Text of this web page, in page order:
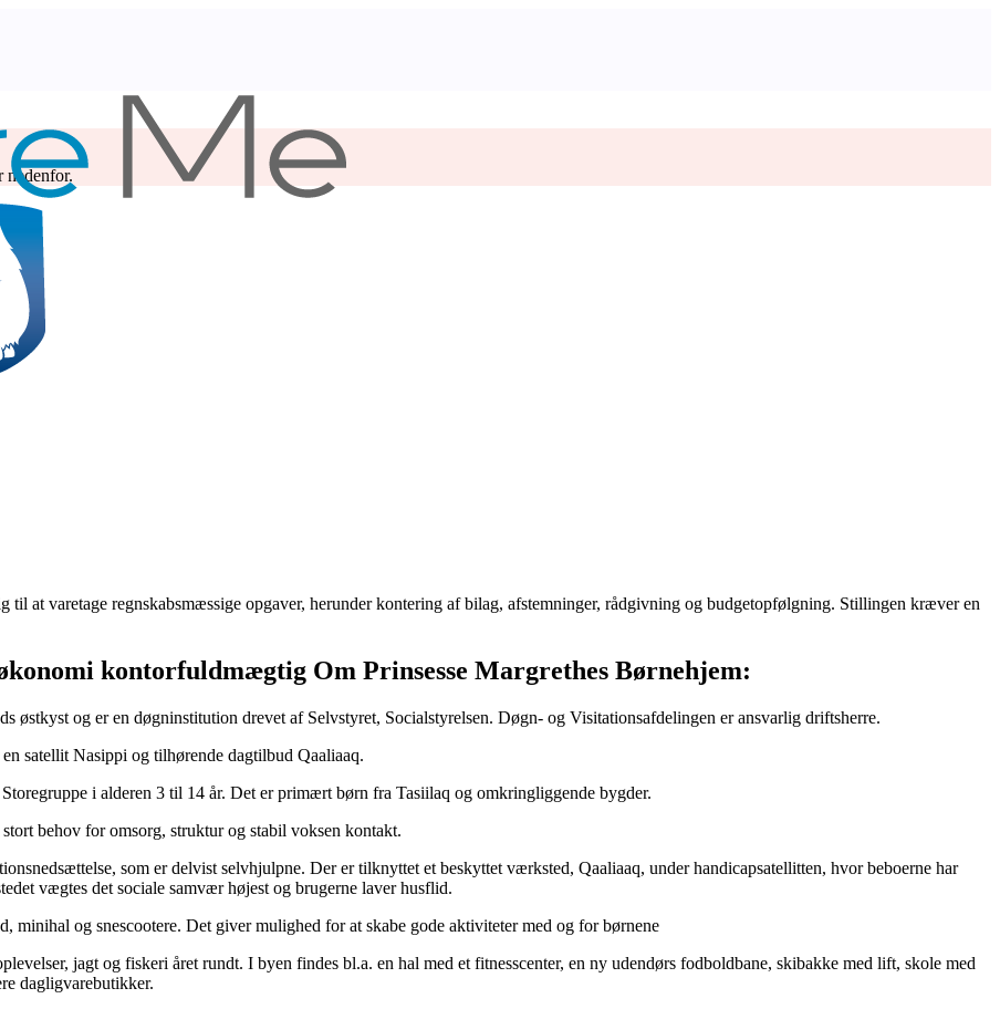
nedenfor.
at varetage regnskabsmæssige opgaver, herunder kontering af bilag, afstemninger, rådgivning og budgetopfølgning. Stillingen kræver en
kontorfuldmægtig Om Prinsesse Margrethes Børnehjem:
østkyst og er en døgninstitution drevet af Selvstyret, Socialstyrelsen. Døgn- og Visitationsafdelingen er ansvarlig driftsherre.
satellit Nasippi og tilhørende dagtilbud Qaaliaaq.
i alderen 3 til 14 år. Det er primært børn fra Tasiilaq og omkringliggende bygder.
behov for omsorg, struktur og stabil voksen kontakt.
som er delvist selvhjulpne. Der er tilknyttet et beskyttet værksted, Qaaliaaq, under handicapsatellitten, hvor beboerne har
vægtes det sociale samvær højest og brugerne laver husflid.
minihal og snescootere. Det giver mulighed for at skabe gode aktiviteter med og for børnene
jagt og fiskeri året rundt. I byen findes bl.a. en hal med et fitnesscenter, en ny udendørs fodboldbane, skibakke med lift, skole med
dagligvarebutikker.